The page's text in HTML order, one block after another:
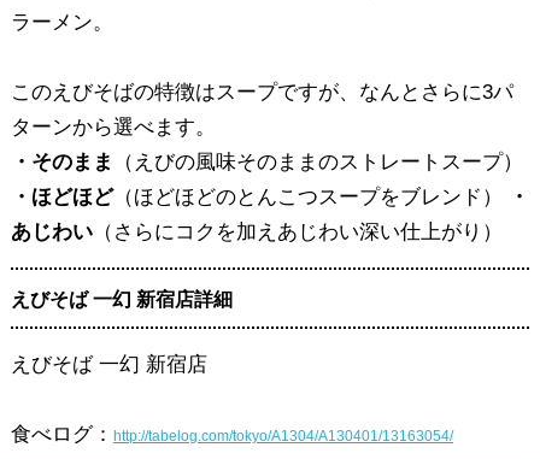
ラーメン。
このえびそばの特徴はスープですが、なんとさらに3パ
ターンから選べます。
・そのまま
（えびの風味そのままのストレートスープ）
・ほどほど（ほどほどのとんこつスープをブレンド）
・
あじわい（さらにコクを加えあじわい深い仕上がり）
えびそば 一幻 新宿店詳細
えびそば 一幻 新宿店
食べログ： http://tabelog.com/tokyo/A1304/A130401/13163054/